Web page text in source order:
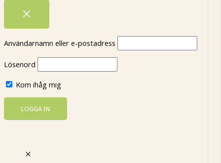
Användarnamn eller e-postadress
Lösenord
Kom ihåg mig